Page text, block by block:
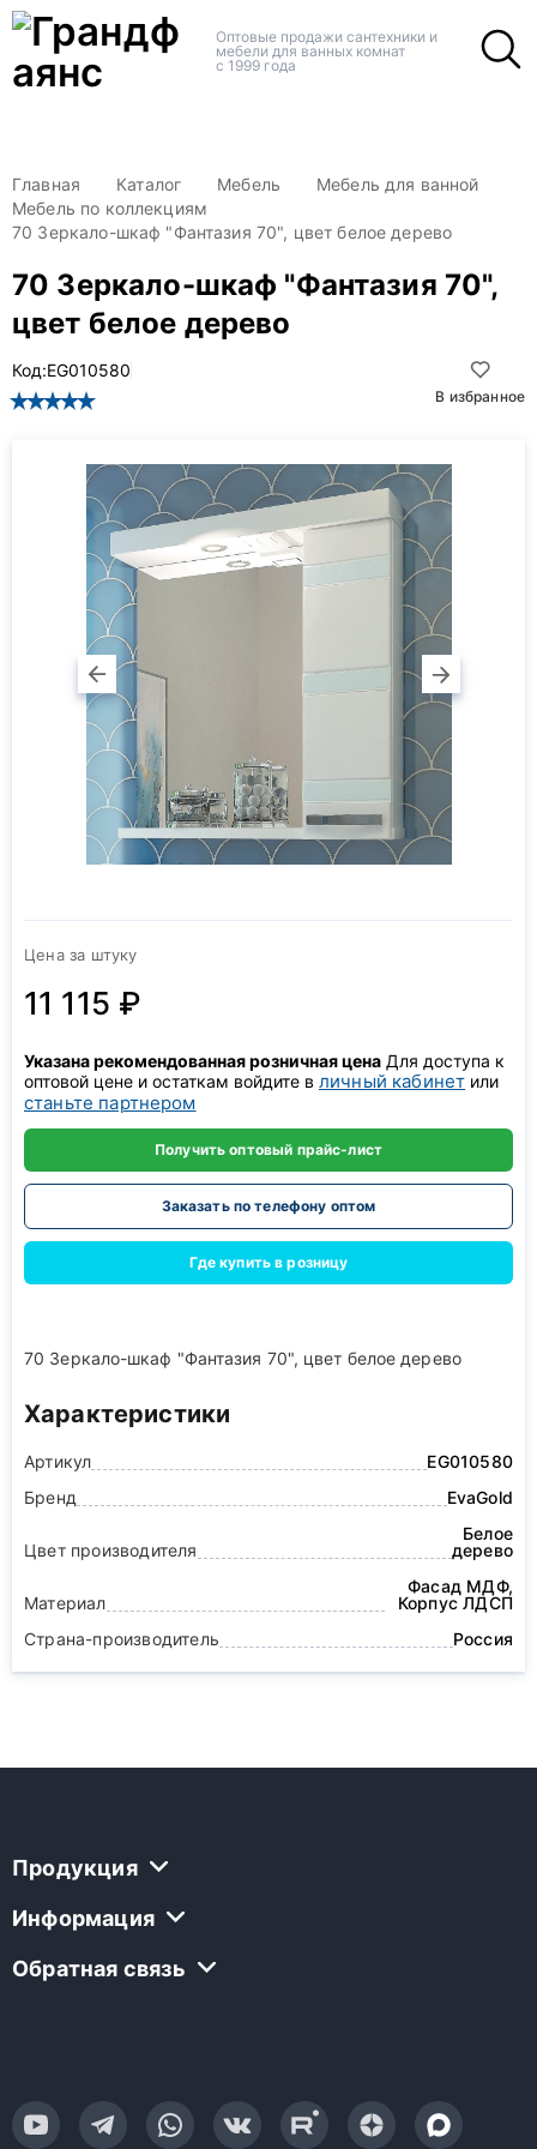
Оптовые продажи сантехники и
мебели для ванных комнат
с 1999 года
Главная Каталог Мебель
Мебель для ванной
Мебель по коллекциям
70 Зеркало-шкаф "Фантазия 70", цвет белое дерево
70 Зеркало-шкаф "Фантазия 70",
цвет белое дерево
В избранное
Код:EG010580
Цена за штуку
11 115 ₽
Указана рекомендованная розничная цена Для доступа к
оптовой цене и остаткам войдите в личный кабинет или
станьте партнером
Получить оптовый прайс-лист
Заказать по телефону оптом
Где купить в розницу
70 Зеркало-шкаф "Фантазия 70", цвет белое дерево
Характеристики
Артикул
EG010580
Бренд
EvaGold
Цвет производителя
Белое
дерево
Материал
Фасад МДФ,
Корпус ЛДСП
Страна-производитель
Россия
Продукция
Информация
Обратная связь